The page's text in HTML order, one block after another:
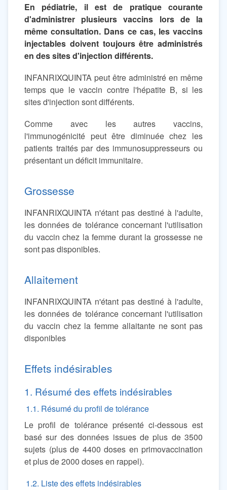
En pédiatrie, il est de pratique courante
d'administrer plusieurs vaccins lors de la
même consultation. Dans ce cas, les vaccins
injectables doivent toujours être administrés
en des sites d'injection différents.
INFANRIXQUINTA peut être administré en même
temps que le vaccin contre l'hépatite B, si les
sites d'injection sont différents.
Comme avec les autres vaccins,
l'immunogénicité peut être diminuée chez les
patients traités par des immunosuppresseurs ou
présentant un déficit immunitaire.
Grossesse
INFANRIXQUINTA n'étant pas destiné à l'adulte,
les données de tolérance concernant l'utilisation
du vaccin chez la femme durant la grossesse ne
sont pas disponibles.
Allaitement
INFANRIXQUINTA n'étant pas destiné à l'adulte,
les données de tolérance concernant l'utilisation
du vaccin chez la femme allaitante ne sont pas
disponibles
Effets indésirables
1. Résumé des effets indésirables
1.1. Résumé du profil de tolérance
Le profil de tolérance présenté ci-dessous est
basé sur des données issues de plus de 3500
sujets (plus de 4400 doses en primovaccination
et plus de 2000 doses en rappel).
1.2. Liste des effets indésirables